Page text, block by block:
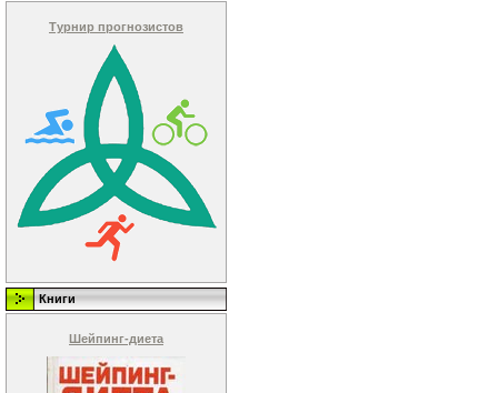
Турнир прогнозистов
Книги
Шейпинг-диета